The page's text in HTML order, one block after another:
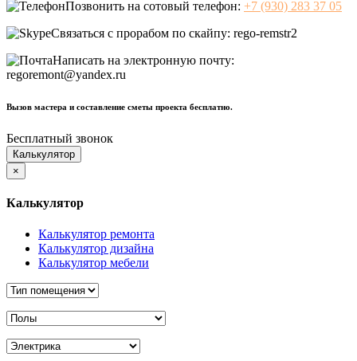
Позвонить на сотовый телефон: +7 (930) 283 37 05
Связаться с прорабом по скайпу: rego-remstr2
Написать на электронную почту:
regoremont@yandex.ru
Вызов мастера и составление сметы проекта бесплатно.
Бесплатный звонок
Калькулятор
×
Калькулятор
Калькулятор ремонта
Калькулятор дизайна
Калькулятор мебели